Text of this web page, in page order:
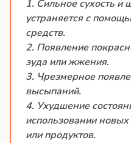
1. Сильное сухость и
устраняется с
средств.
2. Появление
зуда или жжения.
3. Чрезмерное
высыпаний.
4. Ухудшение
использовании
или продуктов.